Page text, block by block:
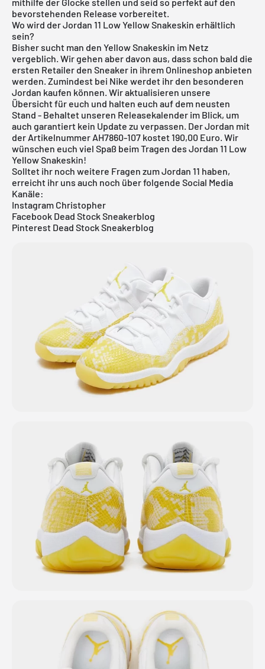
bevorstehenden Release vorbereitet.
Wo wird der Jordan 11 Low Yellow Snakeskin erhältlich
sein?
Bisher sucht man den Yellow Snakeskin im Netz
vergeblich. Wir gehen aber davon aus, dass schon bald die
ersten Retailer den Sneaker in ihrem Onlineshop anbieten
werden. Zumindest bei Nike werdet ihr den besonderen
Jordan kaufen können. Wir aktualisieren unsere
Übersicht für euch und halten euch auf dem neusten
Stand - Behaltet unseren Releasekalender im Blick, um
auch garantiert kein Update zu verpassen. Der Jordan mit
der Artikelnummer AH7860-107 kostet 190,00 Euro. Wir
wünschen euch viel Spaß beim Tragen des Jordan 11 Low
Yellow Snakeskin!
Solltet ihr noch weitere Fragen zum Jordan 11 haben,
erreicht ihr uns auch noch über folgende Social Media
Kanäle:
Instagram Christopher
Facebook Dead Stock Sneakerblog
Pinterest Dead Stock Sneakerblog